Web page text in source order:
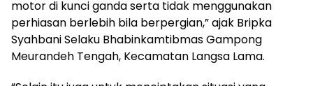
motor di kunci ganda serta tidak menggunakan
perhiasan berlebih bila berpergian,” ajak Bripka
Syahbani Selaku Bhabinkamtibmas Gampong
Meurandeh Tengah, Kecamatan Langsa Lama.